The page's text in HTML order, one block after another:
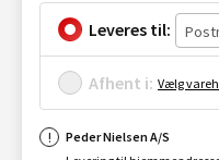
Leveres til:
Afhent i: Vælg
Peder Nielsen A/S